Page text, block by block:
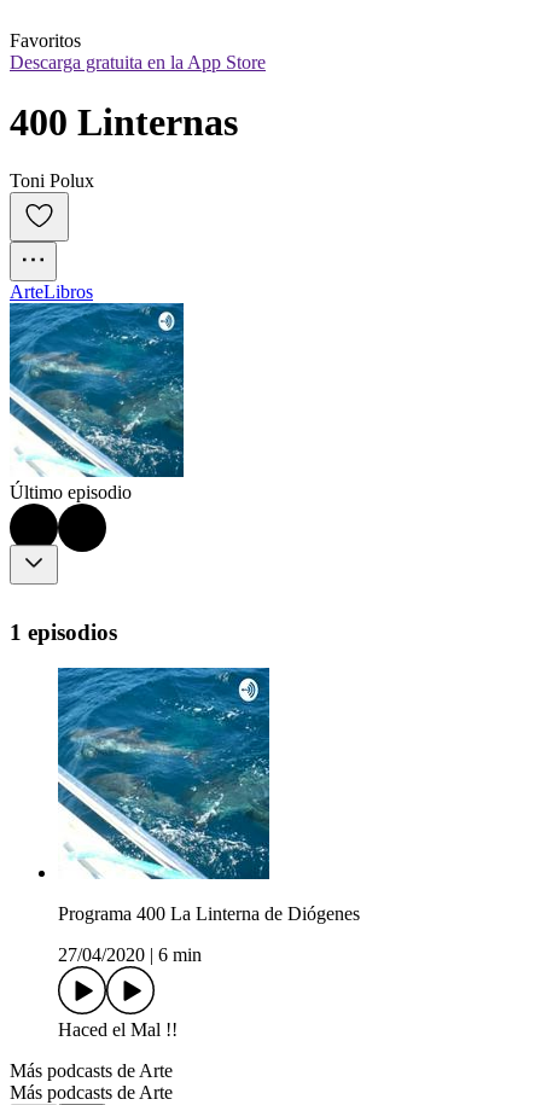
Favoritos
Descarga gratuita en la App Store
400 Linternas
Toni Polux
ArteLibros
Último episodio
1 episodios
Programa 400 La Linterna de Diógenes
27/04/2020
6 min
Haced el Mal !!
Más podcasts de Arte
Más podcasts de Arte